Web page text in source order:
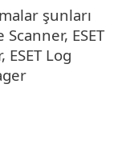
şunları
ESET
ESET Log